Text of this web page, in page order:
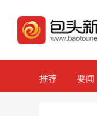
推荐 要闻